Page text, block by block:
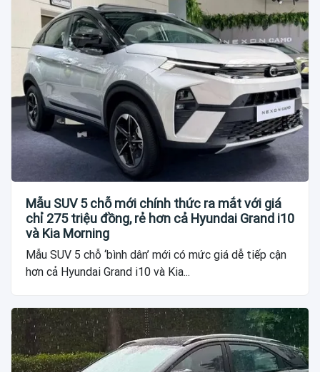
Mẫu SUV 5 chỗ mới chính thức ra mắt với giá
chỉ 275 triệu đồng, rẻ hơn cả Hyundai Grand i10
và Kia Morning
Mẫu SUV 5 chỗ ‘bình dân’ mới có mức giá dễ tiếp cận
hơn cả Hyundai Grand i10 và Kia...